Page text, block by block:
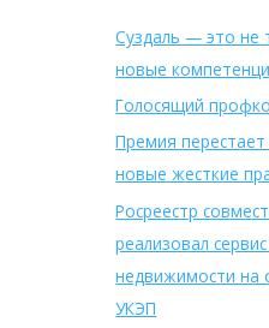
Суздаль — это не
новые
Голосящий
Премия
новые жесткие
Росреестр
реализовал
недвижимости на
УКЭП